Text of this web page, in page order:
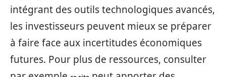
intégrant des outils technologiques avancés,
les investisseurs peuvent mieux se préparer
à faire face aux incertitudes économiques
futures. Pour plus de ressources, consulter